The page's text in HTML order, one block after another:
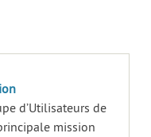
d’Utilisateurs de
mission